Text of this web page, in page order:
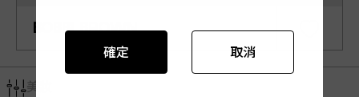
BOBBI BROWN
美妝
確定 取消
確定 取消
確定 取消
確定 取消
確定 取消